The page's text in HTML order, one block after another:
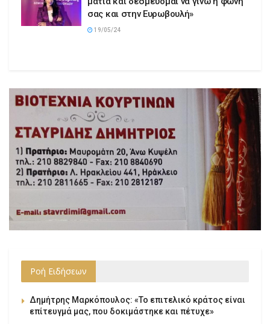
σας και στην Ευρωβουλή»
19/05/24
Ροή Ειδήσεων
Δημήτρης Μαρκόπουλος: «Το επιτελικό κράτος είναι
επίτευγμά μας, που δοκιμάστηκε και πέτυχε»